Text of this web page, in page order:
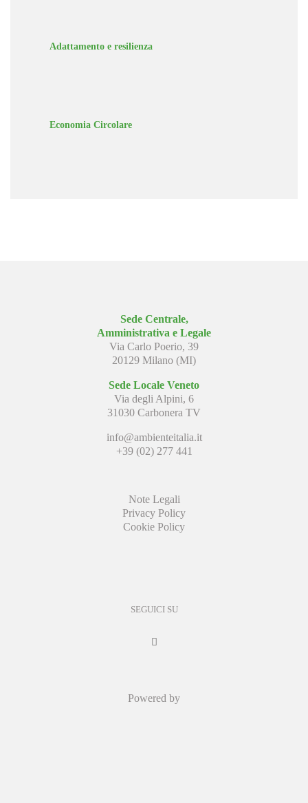
Adattamento e resilienza
Economia Circolare
Sede Centrale,
Amministrativa e Legale
Via Carlo Poerio, 39
20129 Milano (MI)
Sede Locale Veneto
Via degli Alpini, 6
31030 Carbonera TV
info@ambienteitalia.it
+39 (02) 277 441
Note Legali
Privacy Policy
Cookie Policy
SEGUICI SU
Powered by